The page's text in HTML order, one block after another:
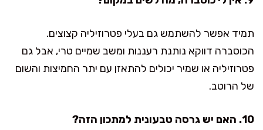
תמיד אפשר להשתמש גם בעלי פטרוזיליה קצוצים.
הכוסברה דווקא נותנת רעננות ומשב שמיים טרי, אבל גם
פטרוזיליה או שמיר יכולים להתאזן עם יתר החמיצות והשום
של הרוטב.
10. האם יש גרסה טבעונית למתכון הזה?